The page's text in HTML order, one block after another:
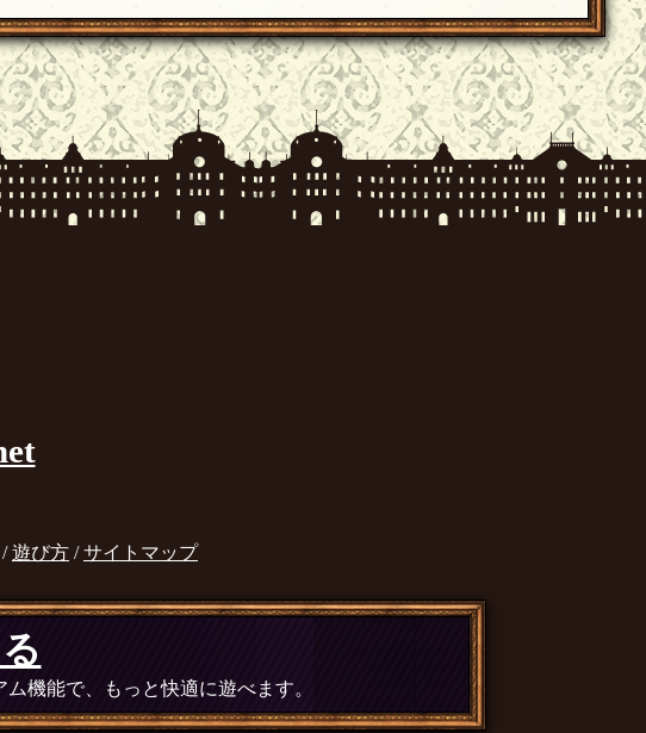
/遊び方 /サイトマップ
機能で、もっと快適に遊べます。